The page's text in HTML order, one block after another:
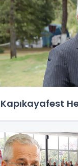
Kapıkayafest